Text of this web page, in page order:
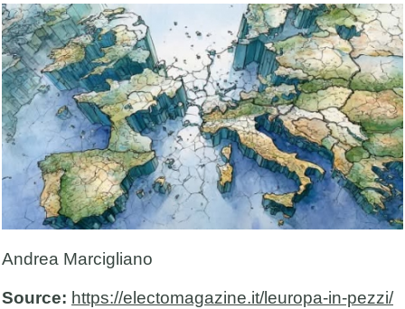
Andrea Marcigliano
Source: https://electomagazine.it/leuropa-in-pezzi/